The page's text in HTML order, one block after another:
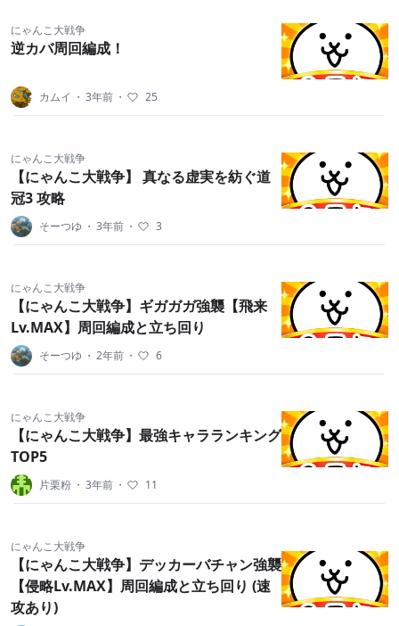
にゃんこ大戦争
逆カバ周回編成！
カムイ ・ 3年前 ・ 25
にゃんこ大戦争
【にゃんこ大戦争】 真なる虚実を紡ぐ道
冠3 攻略
そーつゆ ・ 3年前 ・ 3
にゃんこ大戦争
【にゃんこ大戦争】ギガガガ強襲【飛来
Lv.MAX】周回編成と立ち回り
そーつゆ ・ 2年前 ・ 6
にゃんこ大戦争
【にゃんこ大戦争】最強キャラランキング
TOP5
片栗粉 ・ 3年前 ・ 11
にゃんこ大戦争
【にゃんこ大戦争】デッカーバチャン強襲
【侵略Lv.MAX】周回編成と立ち回り (速
攻あり)